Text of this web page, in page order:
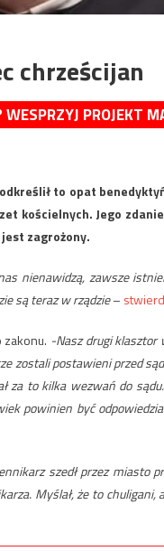
chrześcijan
PROJEKT
to opat
kościelnych. Jego
zagrożony.
nienawidzą, zawsze
są teraz w rządzie–
-Nasz drugi klasztor
zostali postawieni przed
za to kilka wezwań do
powinien być
szedł przez miasto
Myślał, że to